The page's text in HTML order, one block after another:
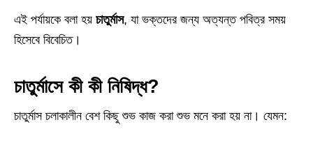
এই পর্যায়কে বলা হয় চাতুর্মাস, যা ভক্তদের জন্য অত্যন্ত পবিত্র সময়
হিসেবে বিবেচিত।
চাতুর্মাসে কী কী নিষিদ্ধ?
চাতুর্মাস চলাকালীন বেশ কিছু শুভ কাজ করা শুভ মনে করা হয় না। যেমন: